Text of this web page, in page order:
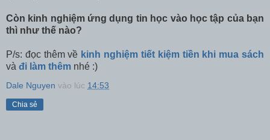
Còn kinh nghiệm ứng dụng tin học vào học tập của bạn
thì như thế nào?
P/s: đọc thêm về kinh nghiệm tiết kiệm tiền khi mua sách
và đi làm thêm nhé :)
Dale Nguyen vào lúc 14:53
Chia sẻ